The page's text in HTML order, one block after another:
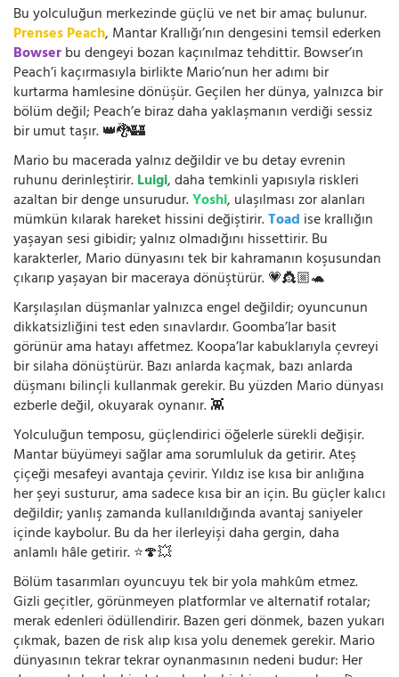
Bu yolculuğun merkezinde güçlü ve net bir amaç bulunur.
Prenses Peach, Mantar Krallığı’nın dengesini temsil ederken
Bowserbu dengeyi bozan kaçınılmaz tehdittir. Bowser’ın
Peach’i kaçırmasıyla birlikte Mario’nun her adımı bir
kurtarma hamlesine dönüşür. Geçilen her dünya, yalnızca bir
bölüm değil; Peach’e biraz daha yaklaşmanın verdiği sessiz
bir umut taşır. 👑🐉🏰
Mario bu macerada yalnız değildir ve bu detay evrenin
ruhunu derinleştirir.Luigi, daha temkinli yapısıyla riskleri
azaltan bir denge unsurudur.Yoshi, ulaşılması zor alanları
mümkün kılarak hareket hissini değiştirir.Toad ise krallığın
yaşayan sesi gibidir; yalnız olmadığını hissettirir. Bu
karakterler, Mario dünyasını tek bir kahramanın koşusundan
çıkarıp yaşayan bir maceraya dönüştürür. 💗👸🏼🐢
Karşılaşılan düşmanlar yalnızca engel değildir; oyuncunun
dikkatsizliğini test eden sınavlardır. Goomba’lar basit
görünür ama hatayı affetmez. Koopa’lar kabuklarıyla çevreyi
bir silaha dönüştürür. Bazı anlarda kaçmak, bazı anlarda
düşmanı bilinçli kullanmak gerekir. Bu yüzden Mario dünyası
ezberle değil, okuyarak oynanır. 👾
Yolculuğun temposu, güçlendirici öğelerle sürekli değişir.
Mantar büyümeyi sağlar ama sorumluluk da getirir. Ateş
çiçeği mesafeyi avantaja çevirir. Yıldız ise kısa bir anlığına
her şeyi susturur, ama sadece kısa bir an için. Bu güçler kalıcı
değildir; yanlış zamanda kullanıldığında avantaj saniyeler
içinde kaybolur. Bu da her ilerleyişi daha gergin, daha
anlamlı hâle getirir. ⭐🍄💥
Bölüm tasarımları oyuncuyu tek bir yola mahkûm etmez.
Gizli geçitler, görünmeyen platformlar ve alternatif rotalar;
merak edenleri ödüllendirir. Bazen geri dönmek, bazen yukarı
çıkmak, bazen de risk alıp kısa yolu denemek gerekir. Mario
dünyasının tekrar tekrar oynanmasının nedeni budur: Her